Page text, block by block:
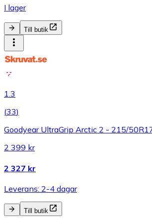
I lager
Till butik
1.3
(33)
Goodyear UltraGrip Arctic 2 - 215/
2 399 kr
2 327 kr
Leverans: 2-4 dagar
Till butik